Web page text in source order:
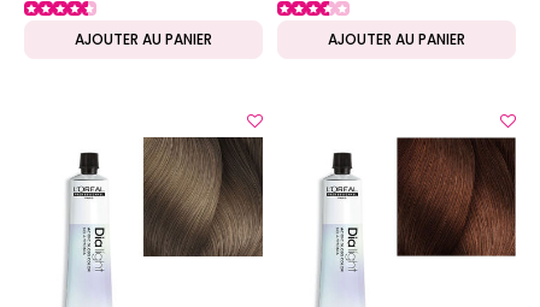
AJOUTER AU PANIER AJOUTER AU PANIER